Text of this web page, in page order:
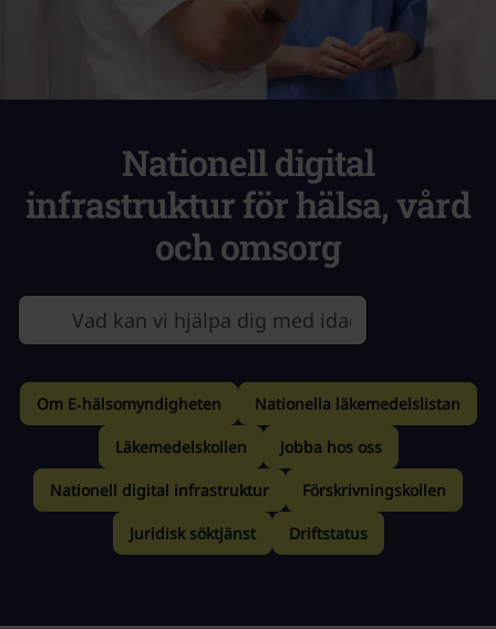
Nationell digital
infrastruktur för hälsa, vård
och omsorg
Sök efter
Om E‑hälsomyndigheten Nationella läkemedelslistan
Läkemedelskollen Jobba hos oss
Nationell digital infrastruktur Förskrivningskollen
Juridisk söktjänst Driftstatus